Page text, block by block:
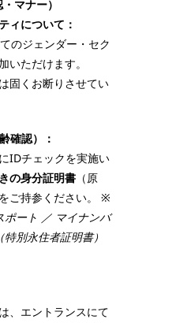
マナー）
ィについて：
のジェンダー・セク
いただけます。
固くお断りさせてい
確認）：
IDチェックを実施い
の身分証明書 （原
ご持参ください。 ※
ポート ／ マイナンバ
別永住者証明書）
、エントランスにて